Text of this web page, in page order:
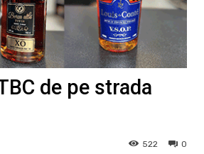
de pe strada
0
522